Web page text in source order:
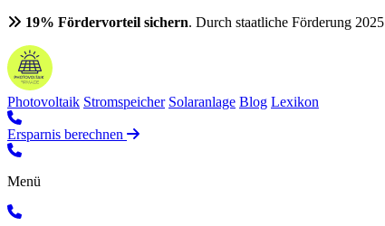
19% Fördervorteil sichern. Durch staatliche Förderung 2025
Photovoltaik Stromspeicher Solaranlage Blog Lexikon
Ersparnis berechnen
Menü